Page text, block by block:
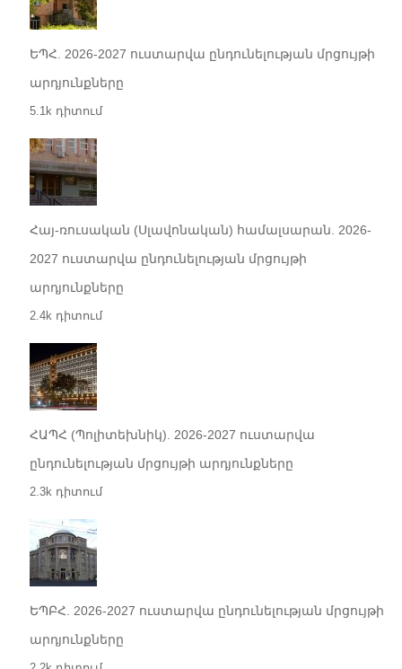
ԵՊՀ. 2026-2027 ուստարվա ընդունելության մրցույթի
արդյունքները
5.1k դիտում
Հայ-ռուսական (Սլավոնական) համալսարան. 2026-
2027 ուստարվա ընդունելության մրցույթի
արդյունքները
2.4k դիտում
ՀԱՊՀ (Պոլիտեխնիկ). 2026-2027 ուստարվա
ընդունելության մրցույթի արդյունքները
2.3k դիտում
ԵՊԲՀ. 2026-2027 ուստարվա ընդունելության մրցույթի
արդյունքները